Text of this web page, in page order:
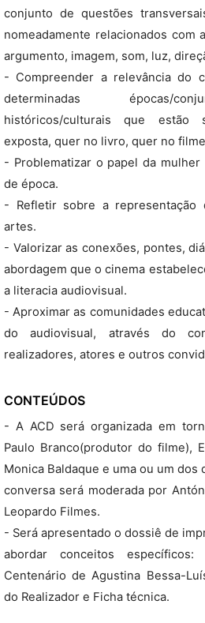
conjunto de questões
nomeadamente relacionados com
argumento, imagem, som, luz,
- Compreender a relevância do
determinadas épocas/
históricos/culturais que estão
exposta, quer no livro, quer no
- Problematizar o papel da
de época.
- Refletir sobre a representação
artes.
- Valorizar as conexões, pontes,
abordagem que o cinema
a literacia audiovisual.
- Aproximar as comunidades
do audiovisual, através do
realizadores, atores e outros
CONTEÚDOS
- A ACD será organizada em
Paulo Branco(produtor do filme),
Monica Baldaque e uma ou um
conversa será moderada por
Leopardo Filmes.
- Será apresentado o dossiê de
abordar conceitos
Centenário de Agustina Bessa-
do Realizador e Ficha técnica.